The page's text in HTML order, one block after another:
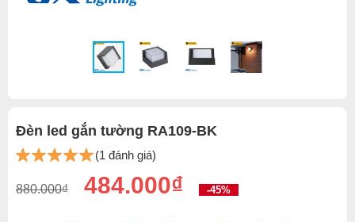
Đèn led gắn tường RA109-BK
(1 đánh giá)
880.000₫ 484.000₫ -45%